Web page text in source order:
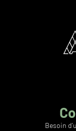
Besoin